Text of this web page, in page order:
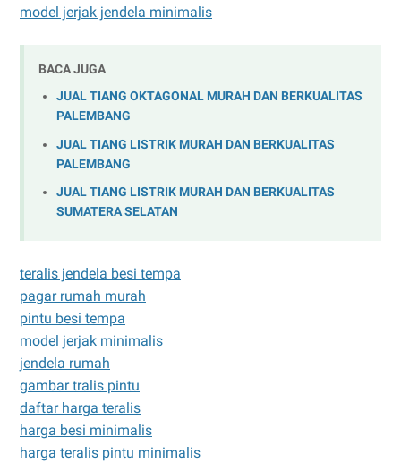
model jerjak jendela minimalis
BACA JUGA
JUAL TIANG OKTAGONAL MURAH DAN BERKUALITAS
PALEMBANG
JUAL TIANG LISTRIK MURAH DAN BERKUALITAS
PALEMBANG
JUAL TIANG LISTRIK MURAH DAN BERKUALITAS
SUMATERA SELATAN
teralis jendela besi tempa
pagar rumah murah
pintu besi tempa
model jerjak minimalis
jendela rumah
gambar tralis pintu
daftar harga teralis
harga besi minimalis
harga teralis pintu minimalis